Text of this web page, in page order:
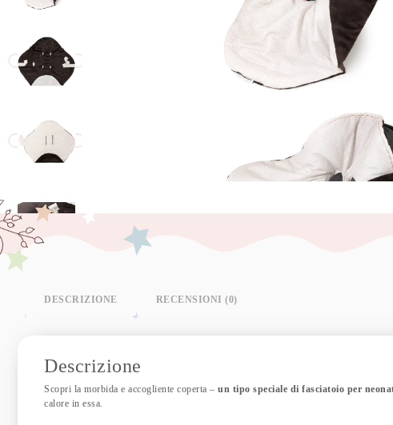
DESCRIZIONE RECENSIONI (0)
Descrizione
Scopri la morbida e accogliente coperta –un tipo speciale di fasciatoio per
calore in essa.